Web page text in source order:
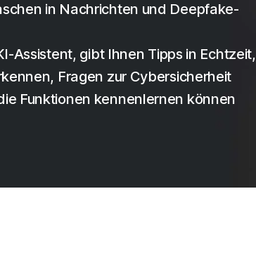
in Nachrichten und Deepfake-
Assistent, gibt Ihnen Tipps in Echtzeit,
Fragen zur Cybersicherheit
Funktionen kennenlernen können